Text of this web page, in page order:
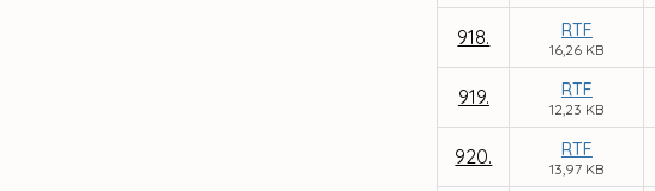
918. RTF
16,26 KB
919. RTF
12,23 KB
920. RTF
13,97 KB